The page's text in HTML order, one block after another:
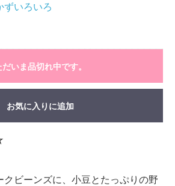
ずいろいろ
だいま品切れ中です。
お気に入りに追加
クビーンズに、小豆とたっぷりの野